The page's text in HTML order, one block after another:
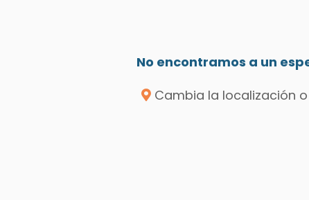
No encontramos a un
Cambia la localización